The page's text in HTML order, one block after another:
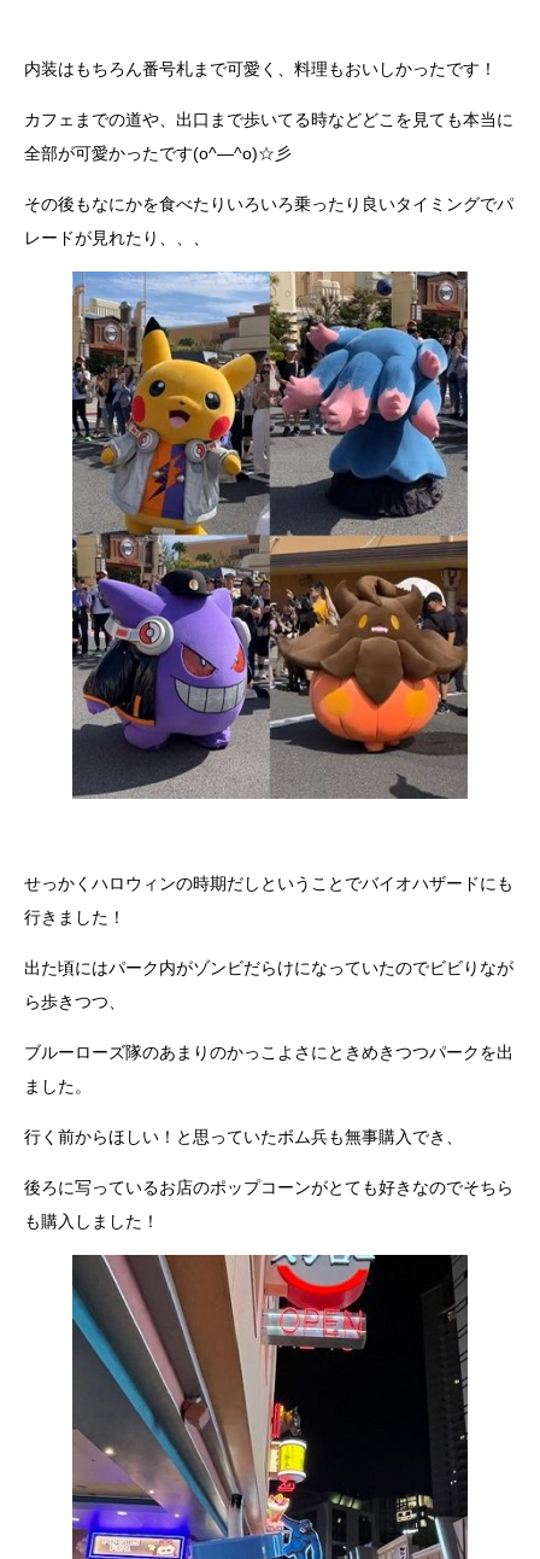
内装はもちろん番号札まで可愛く、料理もおいしかったです！
カフェまでの道や、出口まで歩いてる時などどこを見ても本当に
全部が可愛かったです(o^―^o)☆彡
その後もなにかを食べたりいろいろ乗ったり良いタイミングでパ
レードが見れたり、、、
せっかくハロウィンの時期だしということでバイオハザードにも
行きました！
出た頃にはパーク内がゾンビだらけになっていたのでビビりなが
ら歩きつつ、
ブルーローズ隊のあまりのかっこよさにときめきつつパークを出
ました。
行く前からほしい！と思っていたボム兵も無事購入でき、
後ろに写っているお店のポップコーンがとても好きなのでそちら
も購入しました！